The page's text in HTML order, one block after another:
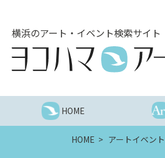
横浜のアート・イベント検索サイト
HOME
HOME アートイベント